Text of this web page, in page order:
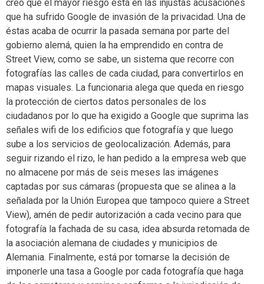
creo que el mayor riesgo está en las injustas acusaciones
que ha sufrido Google de invasión de la privacidad. Una de
éstas acaba de ocurrir la pasada semana por parte del
gobierno alemá, quien la ha emprendido en contra de
Street View, como se sabe, un sistema que recorre con
fotografías las calles de cada ciudad, para convertirlos en
mapas visuales. La funcionaria alega que queda en riesgo
la protección de ciertos datos personales de los
ciudadanos por lo que ha exigido a Google que suprima las
señales wifi de los edificios que fotografía y que luego
sube a los servicios de geolocalización. Además, para
seguir rizando el rizo, le han pedido a la empresa web que
no almacene por más de seis meses las imágenes
captadas por sus cámaras (propuesta que se alinea a la
señalada por la Unión Europea que tampoco quiere a Street
View), amén de pedir autorización a cada vecino para que
fotografía la fachada de su casa, idea absurda retomada de
la asociación alemana de ciudades y municipios de
Alemania. Finalmente, está por tomarse la decisión de
imponerle una tasa a Google por cada fotografía que haga